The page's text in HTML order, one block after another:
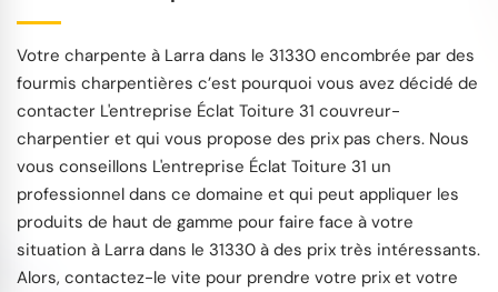
Votre charpente à Larra dans le 31330 encombrée par des
fourmis charpentières c’est pourquoi vous avez décidé de
contacter L'entreprise Éclat Toiture 31 couvreur-
charpentier et qui vous propose des prix pas chers. Nous
vous conseillons L'entreprise Éclat Toiture 31 un
professionnel dans ce domaine et qui peut appliquer les
produits de haut de gamme pour faire face à votre
situation à Larra dans le 31330 à des prix très intéressants.
Alors, contactez-le vite pour prendre votre prix et votre